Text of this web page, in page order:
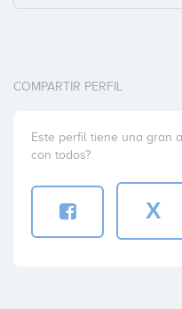
COMPARTIR PERFIL
Este perfil tiene una gran
con todos?
X